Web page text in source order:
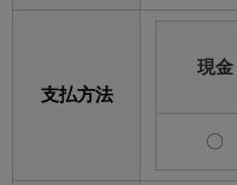
支払方法
現金
〇